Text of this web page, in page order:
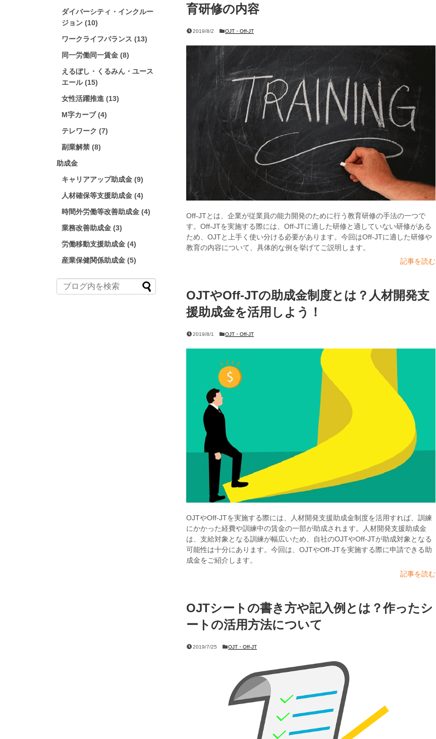
ダイバーシティ・インクルー
ジョン (10)
ワークライフバランス (13)
同一労働同一賃金 (8)
えるぼし・くるみん・ユース
エール (15)
女性活躍推進 (13)
M字カーブ (4)
テレワーク (7)
副業解禁 (8)
助成金
キャリアアップ助成金 (9)
人材確保等支援助成金 (4)
時間外労働等改善助成金 (4)
業務改善助成金 (3)
労働移動支援助成金 (4)
産業保健関係助成金 (5)
育研修の内容
2019/8/2 OJT・Off-JT
Off-JTとは、企業が従業員の能力開発のために行う教育研修の手法の一つで
す。Off-JTを実施する際には、Off-JTに適した研修と適していない研修がある
ため、OJTと上手く使い分ける必要があります。今回はOff-JTに適した研修や
教育の内容について、具体的な例を挙げてご説明します。
記事を読む
OJTやOff-JTの助成金制度とは？人材開発支
援助成金を活用しよう！
2019/8/1 OJT・Off-JT
OJTやOff-JTを実施する際には、人材開発支援助成金制度を活用すれば、訓練
にかかった経費や訓練中の賃金の一部が助成されます。人材開発支援助成金
は、支給対象となる訓練が幅広いため、自社のOJTやOff-JTが助成対象となる
可能性は十分にあります。今回は、OJTやOff-JTを実施する際に申請できる助
成金をご紹介します。
記事を読む
OJTシートの書き方や記入例とは？作ったシ
ートの活用方法について
2019/7/25 OJT・Off-JT